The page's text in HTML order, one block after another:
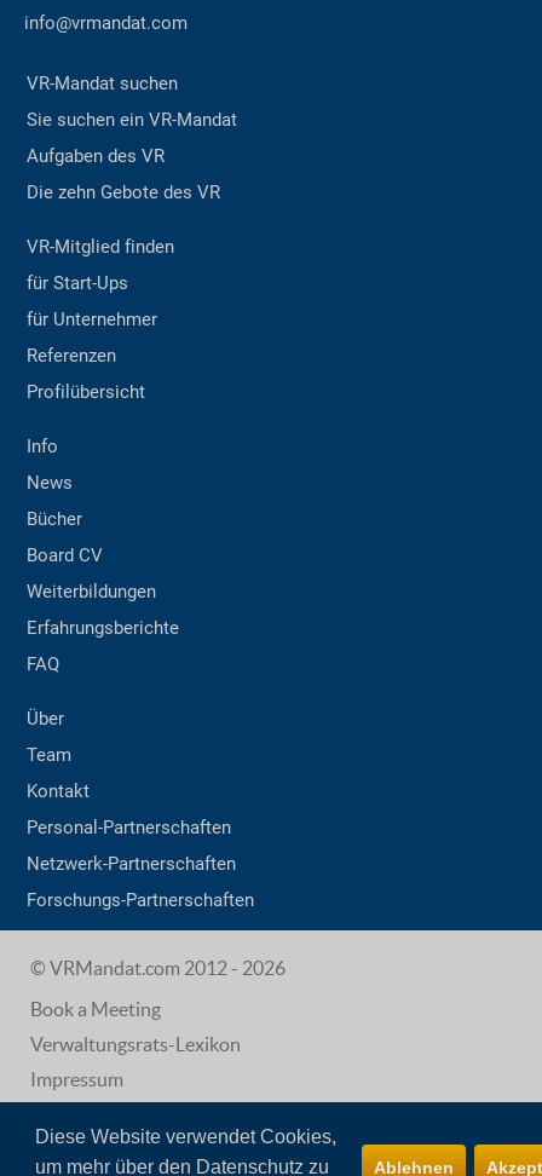
Diese Website verwendet Cookies,
um mehr über den Datenschutz zu
Ablehnen
info@vrmandat.com
VR-Mandat suchen
Sie suchen ein VR-Mandat
Aufgaben des VR
Die zehn Gebote des VR
VR-Mitglied finden
für Start-Ups
für Unternehmer
Referenzen
Profilübersicht
Info
News
Bücher
Board CV
Weiterbildungen
Erfahrungsberichte
FAQ
Über
Team
Kontakt
Personal-Partnerschaften
Netzwerk-Partnerschaften
Forschungs-Partnerschaften
© VRMandat.com 2012 - 2026
Book a Meeting
Verwaltungsrats-Lexikon
Impressum
Datenschutz